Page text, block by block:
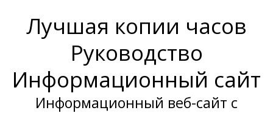
содержимому
Лучшая копии часов
Руководство
Информационный сайт
Информационный веб-сайт с